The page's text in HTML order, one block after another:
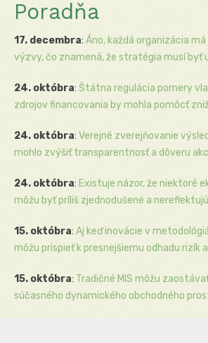
Poradňa
17. decembra: Áno, každá organizácia
výzvy, čo znamená, že stratégia musí byť
24. októbra: Štátna regulácia pomery
zdrojov financovania by mohla pomôcť
24. októbra: Verejné zverejňovanie
mohlo zvýšiť transparentnosť a dôveru
24. októbra: Existuje názor, že niektoré
môžu byť príliš zjednodušené a
15. októbra: Aj keď inovácie v
môžu prispieť k presnejšiemu odhadu rizík
15. októbra: Tradičné MIS môžu
súčasného dynamického obchodného